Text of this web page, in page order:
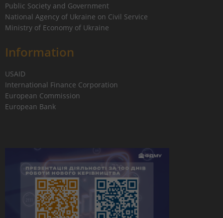
Public Society and Government
National Agency of Ukraine on Civil Service
Ministry of Economy of Ukraine
Information
USAID
International Finance Corporation
European Commission
European Bank